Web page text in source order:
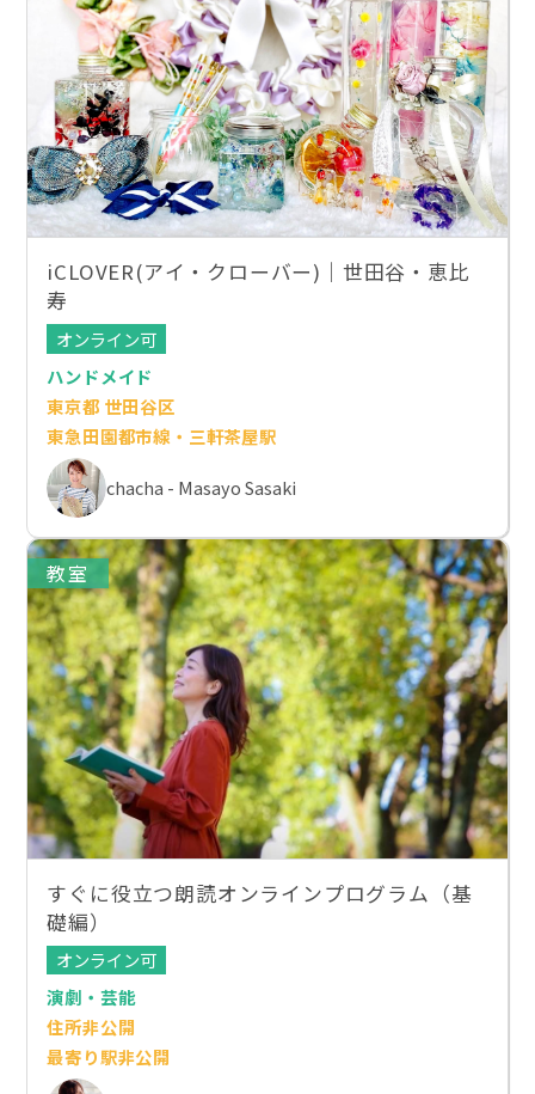
iCLOVER(アイ・クローバー)｜世田谷・恵比
寿
オンライン可
ハンドメイド
東京都 世田谷区
東急田園都市線・三軒茶屋駅
chacha - Masayo Sasaki
教室
すぐに役立つ朗読オンラインプログラム（基
礎編）
オンライン可
演劇・芸能
住所非公開
最寄り駅非公開